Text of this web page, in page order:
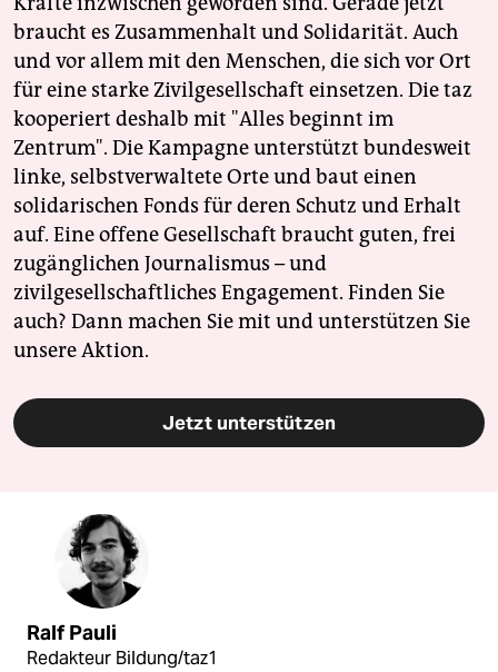
braucht es Zusammenhalt und Solidarität. Auch
und vor allem mit den Menschen, die sich vor Ort
für eine starke Zivilgesellschaft einsetzen. Die taz
kooperiert deshalb mit "Alles beginnt im
Zentrum". Die Kampagne unterstützt bundesweit
linke, selbstverwaltete Orte und baut einen
solidarischen Fonds für deren Schutz und Erhalt
auf. Eine offene Gesellschaft braucht guten, frei
zugänglichen Journalismus – und
zivilgesellschaftliches Engagement. Finden Sie
auch? Dann machen Sie mit und unterstützen Sie
unsere Aktion.
Jetzt unterstützen
Ralf Pauli
Redakteur Bildung/taz1